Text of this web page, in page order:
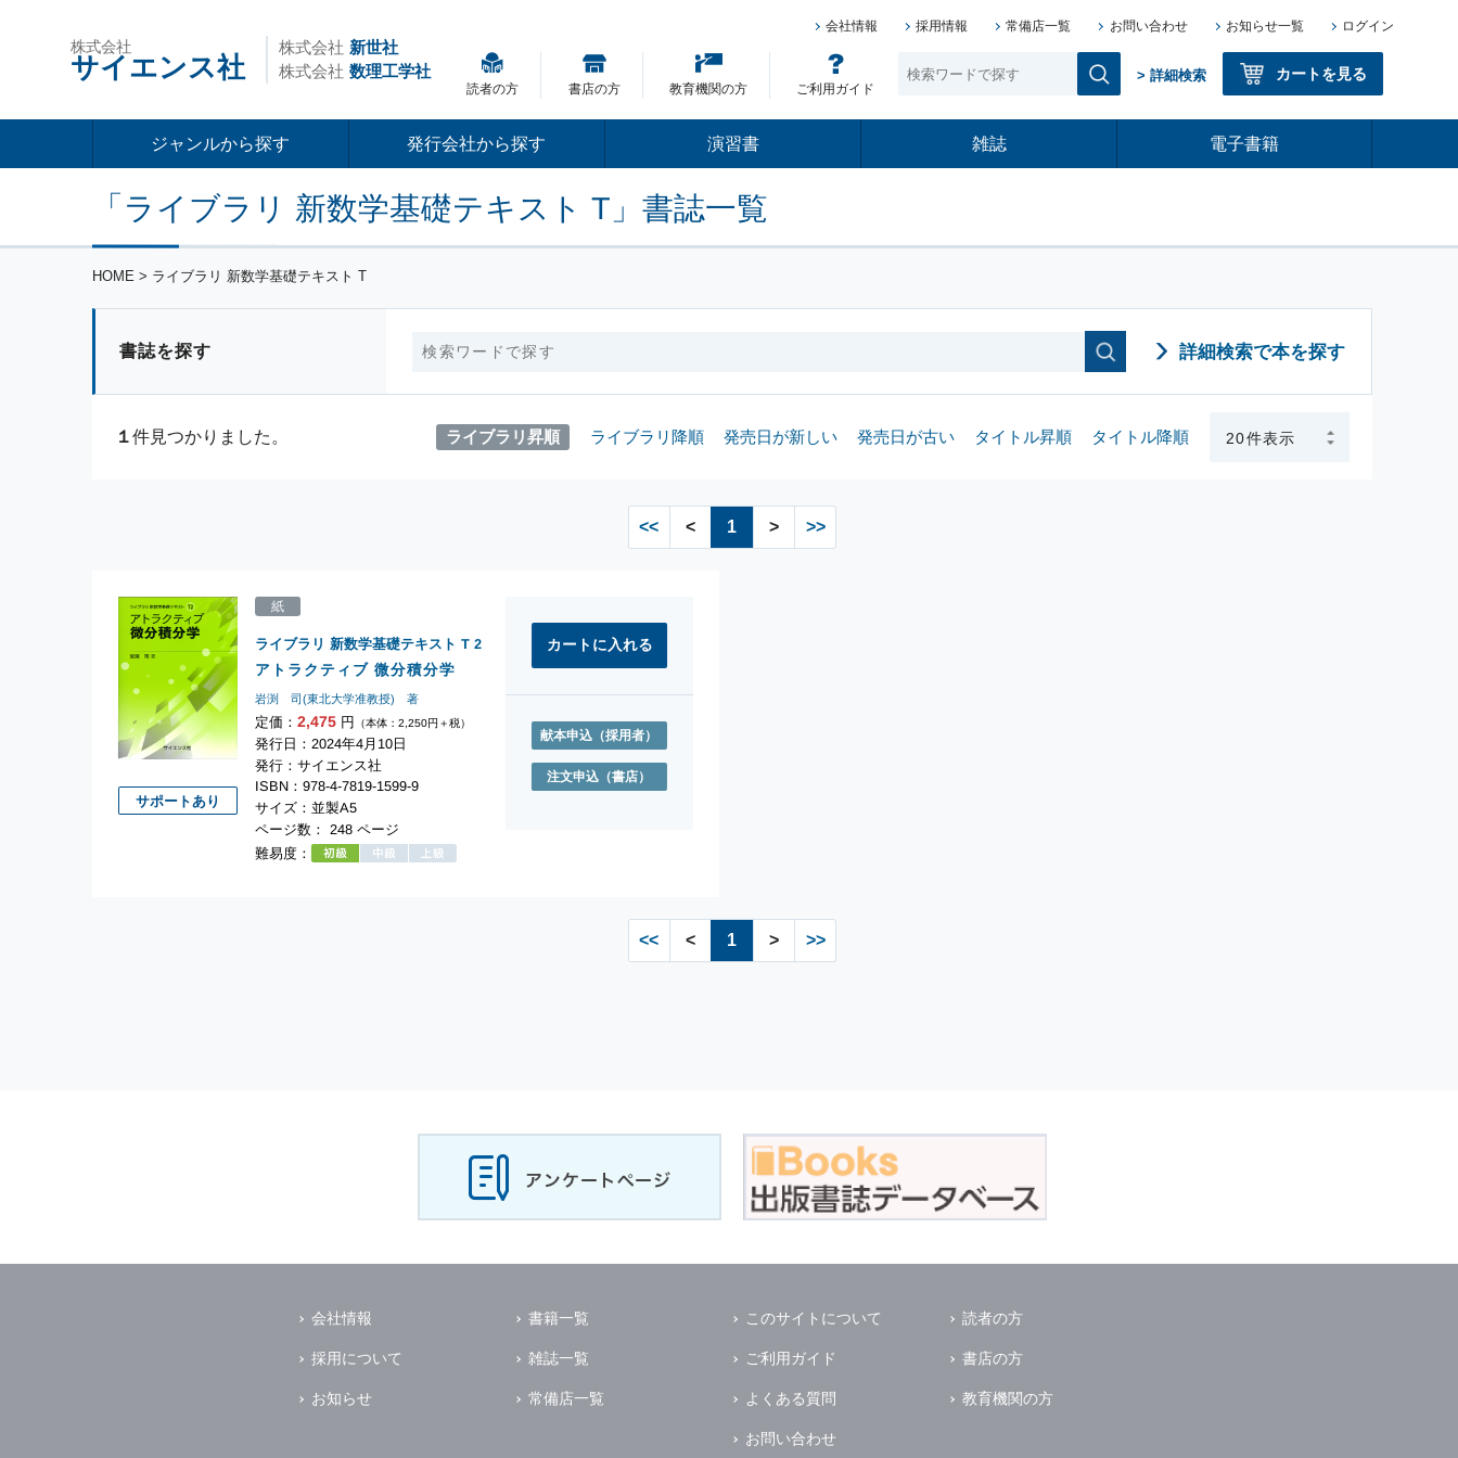
株式会社
サイエンス社
株式会社 新世社
株式会社 数理工学社
会社情報 採用情報 常備店一覧 お問い合わせ お知らせ一覧 ログイン
読者の方 書店の方 教育機関の方 ご利用ガイド
> 詳細検索 カートを見る
ジャンルから探す 発行会社から探す 演習書 雑誌 電子書籍
「ライブラリ 新数学基礎テキスト T」書誌一覧
HOME > ライブラリ 新数学基礎テキスト T
書誌を探す 詳細検索で本を探す
１件見つかりました。 ライブラリ昇順 ライブラリ降順 発売日が新しい 発売日が古い タイトル昇順 タイトル降順
<< < 1 > >>
アトラクティブ 微分積分学
ライブラリ 新数学基礎テキスト T 2
岩渕 司(東北大学准教授) 著
定価：2,475 円 （本体：2,250円＋税）
紙
発行日：2024年4月10日
発行：サイエンス社
ISBN：978-4-7819-1599-9
サイズ：並製A5
ページ数： 248 ページ
難易度：
サポートあり
献本申込 （採用者）
注文申込 （書店）
<< < 1 > >>
会社情報
採用について
お知らせ
書籍一覧
雑誌一覧
常備店一覧
このサイトについて
ご利用ガイド
よくある質問
お問い合わせ
読者の方
書店の方
教育機関の方